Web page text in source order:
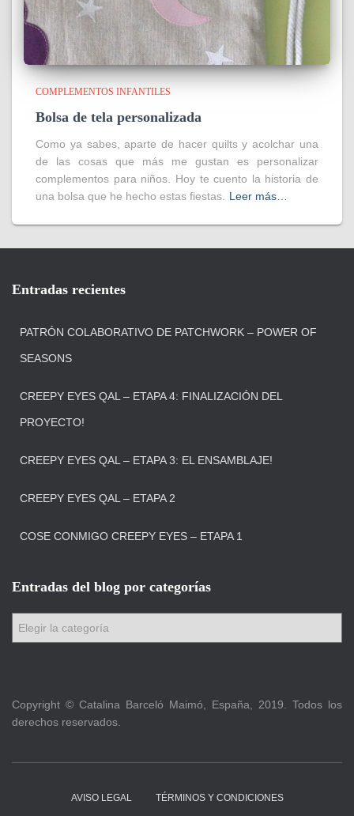
COMPLEMENTOS INFANTILES
Bolsa de tela personalizada
Como ya sabes, aparte de hacer quilts y acolchar una
de las cosas que más me gustan es personalizar
complementos para niños. Hoy te cuento la historia de
una bolsa que he hecho estas fiestas. Leer más…
Entradas recientes
PATRÓN COLABORATIVO DE PATCHWORK – POWER OF
SEASONS
CREEPY EYES QAL – ETAPA 4: FINALIZACIÓN DEL
PROYECTO!
CREEPY EYES QAL – ETAPA 3: EL ENSAMBLAJE!
CREEPY EYES QAL – ETAPA 2
COSE CONMIGO CREEPY EYES – ETAPA 1
Entradas del blog por categorías
d
a
d
Copyright © Catalina Barceló Maimó, España, 2019. Todos los
derechos reservados.
AVISO LEGAL TÉRMINOS Y CONDICIONES